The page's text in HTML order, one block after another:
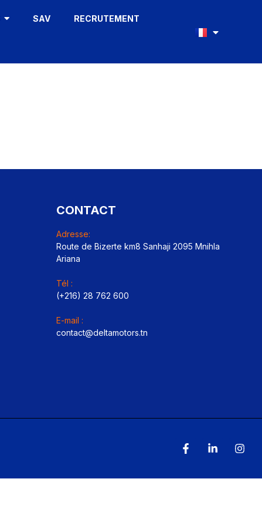
SAV RECRUTEMENT
CONTACT
Adresse:
Route de Bizerte km8 Sanhaji 2095 Mnihla
Ariana
Tél :
(+216) 28 762 600
E-mail :
contact@deltamotors.tn